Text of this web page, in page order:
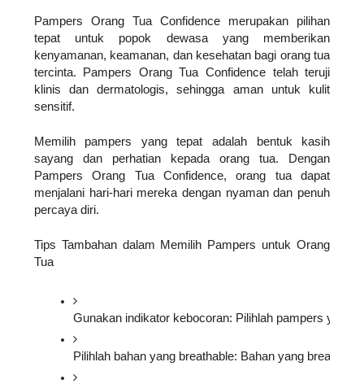
Pampers Orang Tua Confidence merupakan pilihan
tepat untuk popok dewasa yang memberikan
kenyamanan, keamanan, dan kesehatan bagi orang tua
tercinta. Pampers Orang Tua Confidence telah teruji
klinis dan dermatologis, sehingga aman untuk kulit
sensitif.
Memilih pampers yang tepat adalah bentuk kasih
sayang dan perhatian kepada orang tua. Dengan
Pampers Orang Tua Confidence, orang tua dapat
menjalani hari-hari mereka dengan nyaman dan penuh
percaya diri.
Tips Tambahan dalam Memilih Pampers untuk Orang
Tua
Gunakan indikator kebocoran: Pilihlah pampers yang
Pilihlah bahan yang breathable: Bahan yang